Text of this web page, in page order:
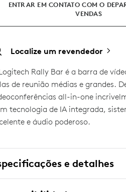
ENTRAR EM CONTATO COM O
VENDAS
Localize um revendedor
Rally Bar é a barra de
de reunião médias e grandes.
all-in-one
tecnologia de IA integrada,
e áudio poderoso.
e detalhes